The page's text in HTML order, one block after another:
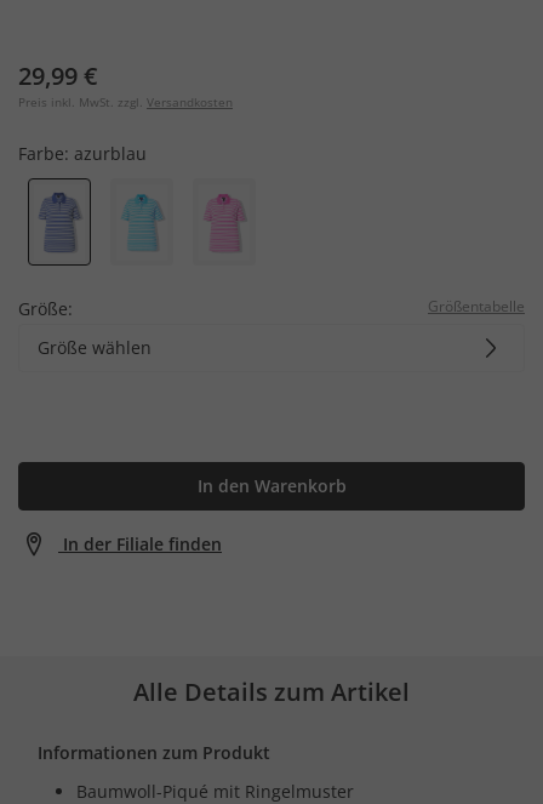
29,99 €
Preis inkl. MwSt. zzgl. Versandkosten
Farbe: azurblau
Größe: Größentabelle
Größe wählen
In den Warenkorb
In der Filiale finden
Alle Details zum Artikel
Informationen zum Produkt
Baumwoll-Piqué mit Ringelmuster